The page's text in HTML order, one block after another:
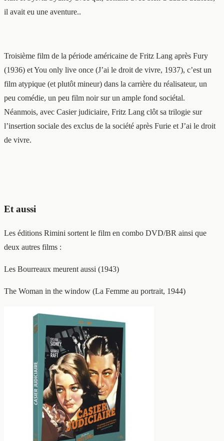
il avait eu une aventure..
Troisième film de la période américaine de Fritz Lang après Fury
(1936) et You only live once (J’ai le droit de vivre, 1937), c’est un
film atypique (et plutôt mineur) dans la carrière du réalisateur, un
peu comédie, un peu film noir sur un ample fond sociétal.
Néanmois, avec Casier judiciaire, Fritz Lang clôt sa trilogie sur
l’insertion sociale des exclus de la société après Furie et J’ai le droit
de vivre.
Et aussi
Les éditions Rimini sortent le film en combo DVD/BR ainsi que
deux autres films :
Les Bourreaux meurent aussi (1943)
The Woman in the window (La Femme au portrait, 1944)